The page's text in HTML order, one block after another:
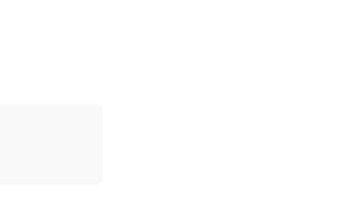
d'audit personnalisé